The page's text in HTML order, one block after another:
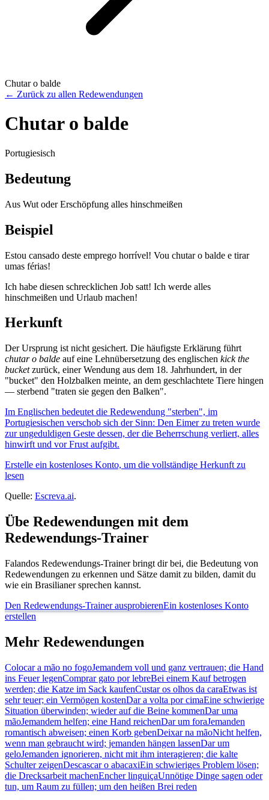
Chutar o balde
← Zurück zu allen Redewendungen
Chutar o balde
Portugiesisch
Bedeutung
Aus Wut oder Erschöpfung alles hinschmeißen
Beispiel
Estou cansado deste emprego horrível! Vou chutar o balde e tirar
umas férias!
Ich habe diesen schrecklichen Job satt! Ich werde alles
hinschmeißen und Urlaub machen!
Herkunft
Der Ursprung ist nicht gesichert. Die häufigste Erklärung führt
chutar o balde auf eine Lehnübersetzung des englischen kick the
bucketzurück, einer Wendung aus dem 18. Jahrhundert, in der
"bucket" den Holzbalken meinte, an dem geschlachtete Tiere hingen
— sterbend "traten sie gegen den Balken".
Im Englischen bedeutet die Redewendung "sterben", im
Portugiesischen verschob sich der Sinn: Den Eimer zu treten wurde
zur ungeduldigen Geste dessen, der die Beherrschung verliert, alles
hinwirft und vor Frust aufgibt.
Erstelle ein kostenloses Konto, um die vollständige Herkunft zu
lesen
Quelle: Escreva.ai.
Übe Redewendungen mit dem
Redewendungs-Trainer
Falandos Redewendungs-Trainer bringt dir bei, die Bedeutung von
Redewendungen zu erkennen und Sätze damit zu bilden, damit du
wie ein Brasilianer sprechen kannst.
Den Redewendungs-Trainer ausprobierenEin kostenloses Konto
erstellen
Mehr Redewendungen
Colocar a mão no fogoJemandem voll und ganz vertrauen; die Hand
ins Feuer legenComprar gato por lebreBei einem Kauf betrogen
werden; die Katze im Sack kaufenCustar os olhos da caraEtwas ist
sehr teuer; ein Vermögen kostenDar a volta por cimaEine schwierige
Situation überwinden; wieder auf die Beine kommenDar uma
mãoJemandem helfen; eine Hand reichenDar um foraJemanden
romantisch abweisen; einen Korb gebenDeixar na mãoNicht helfen,
wenn man gebraucht wird; jemanden hängen lassenDar um
geloJemanden ignorieren, nicht mit ihm interagieren; die kalte
Schulter zeigenDescascar o abacaxiEin schwieriges Problem lösen;
die Drecksarbeit machenEncher linguiçaUnnötige Dinge sagen oder
tun, um Raum zu füllen; um den heißen Brei reden